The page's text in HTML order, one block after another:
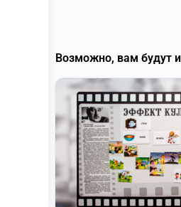
Возможно, вам будут